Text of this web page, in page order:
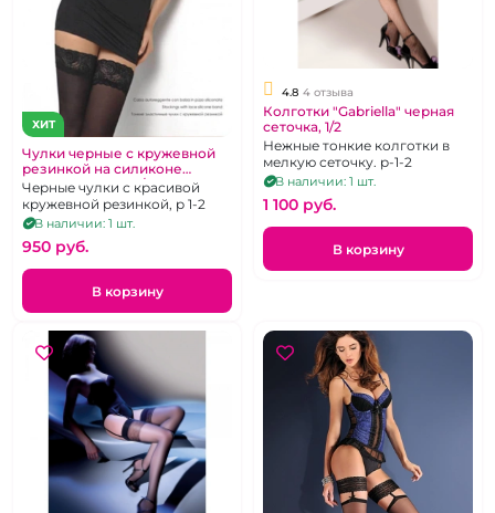
ХИТ
Чулки черные с кружевной
резинкой на силиконе
"Malemi" 40 ден 1/2
Черные чулки с красивой
кружевной резинкой, р 1-2
В наличии: 1 шт.
950 pуб.
В корзину
4.8 4 отзыва
Колготки "Gabriella" черная
сеточка, 1/2
Нежные тонкие колготки в
мелкую сеточку. р-1-2
В наличии: 1 шт.
1 100 pуб.
В корзину